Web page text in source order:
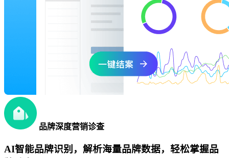
品牌深度营销诊查
AI智能品牌识别，解析海量品牌数据，轻松掌握品